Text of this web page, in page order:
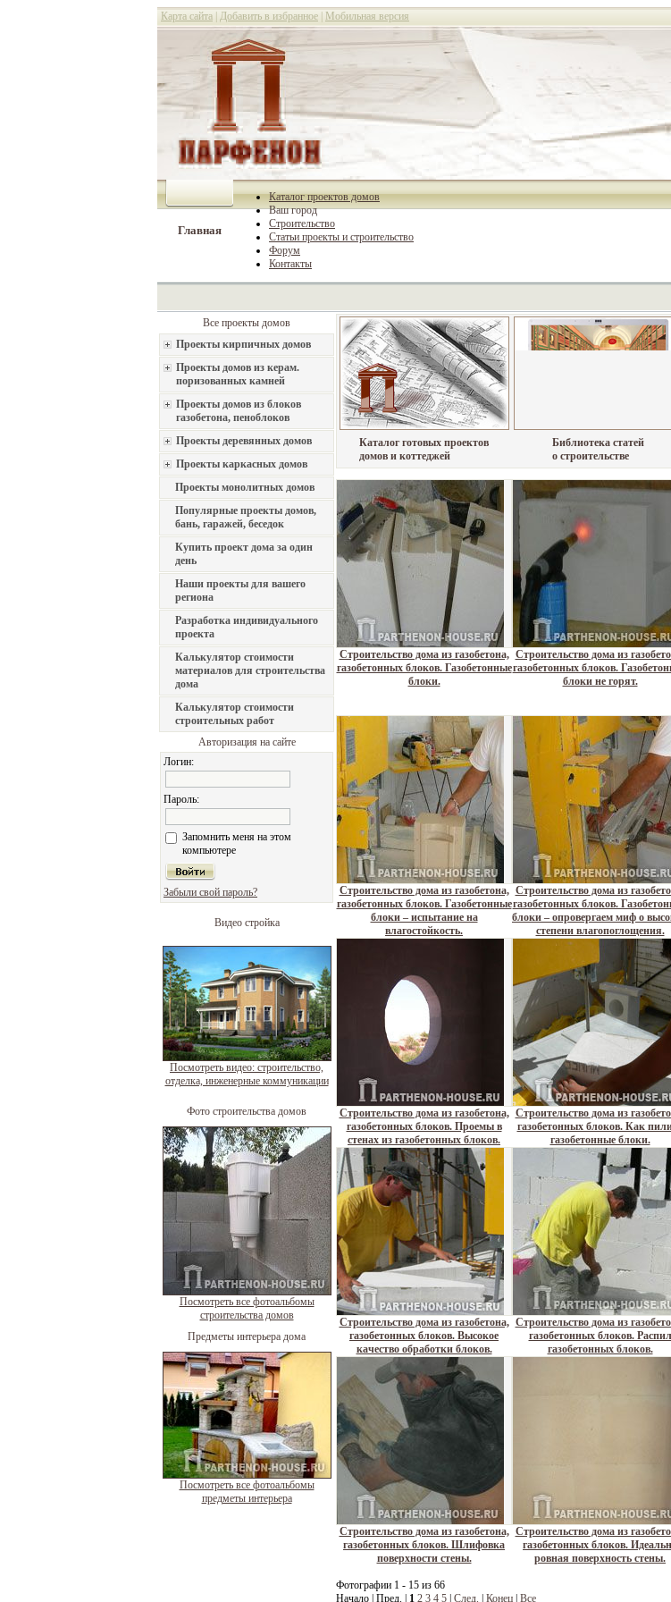
Карта сайта Добавить в избранное Мобильная версия
Главная
Каталог проектов домов
Ваш город
Строительство
Статьи проекты и строительство
Форум
Контакты
Все проекты домов
Проекты кирпичных домов
Проекты домов из керам.
поризованных камней
Проекты домов из блоков
газобетона, пеноблоков
Проекты деревянных домов
Проекты каркасных домов
Проекты монолитных домов
Популярные проекты домов,
бань, гаражей, беседок
Купить проект дома за один
день
Наши проекты для вашего
региона
Разработка индивидуального
проекта
Калькулятор стоимости
материалов для строительства
дома
Калькулятор стоимости
строительных работ
Авторизация на сайте
Логин:
Пароль:
Запомнить меня на этом
компьютере
Забыли свой пароль?
Видео стройка
Посмотреть видео: строительство,
отделка, инженерные коммуникации
Фото строительства домов
Посмотреть все фотоальбомы
строительства домов
Предметы интерьера дома
Посмотреть все фотоальбомы
предметы интерьера
Каталог готовых проектов
домов и коттеджей
Библиотека статей
о строительстве
Строительство дома из газобетона,
газобетонных блоков. Газобетонные
блоки.
Строительство дома из
газобетонных блоков.
блоки не горят.
Строительство дома из газобетона,
газобетонных блоков. Газобетонные
блоки – испытание на
влагостойкость.
Строительство дома из
газобетонных блоков.
блоки – опровергаем миф о
степени влагопоглощения.
Строительство дома из газобетона,
газобетонных блоков. Проемы в
стенах из газобетонных блоков.
Строительство дома из
газобетонных блоков. Как
газобетонные блоки.
Строительство дома из газобетона,
газобетонных блоков. Высокое
качество обработки блоков.
Строительство дома из
газобетонных блоков. Распил
газобетонных блоков.
Строительство дома из газобетона,
газобетонных блоков. Шлифовка
поверхности стены.
Строительство дома из
газобетонных блоков.
ровная поверхность стены.
Фотографии 1 - 15 из 66
Начало | Пред. | 1 2 3 4 5 След. Конец Все